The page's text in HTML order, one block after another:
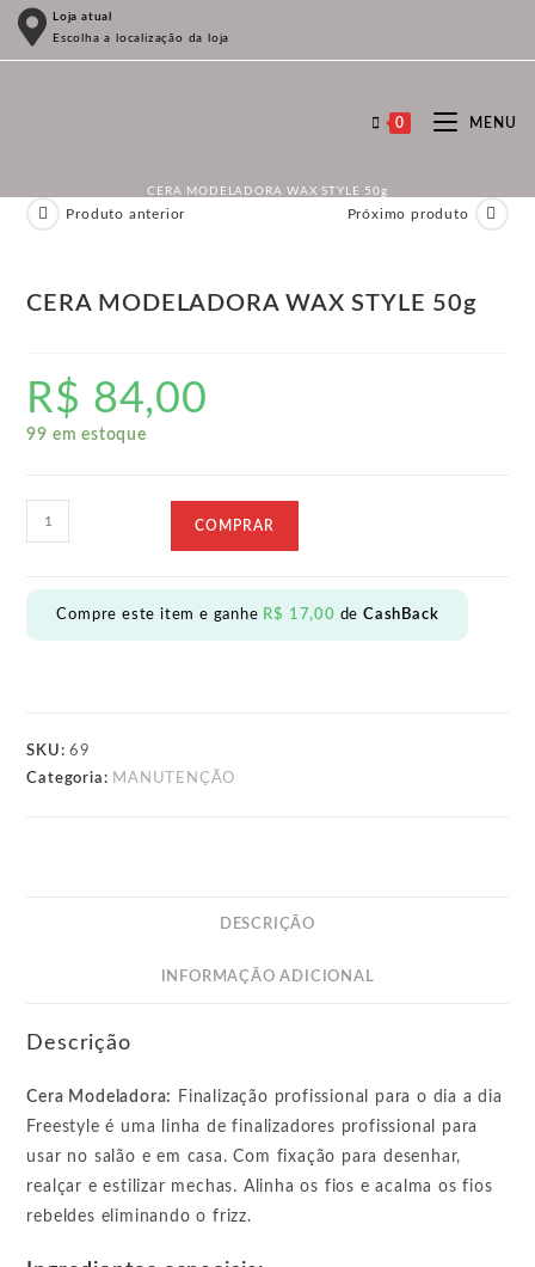
para
Loja atual
Escolha a localização da loja
0 MENU
CERA MODELADORA WAX STYLE 50g
Produto anterior Próximo produto
CERA MODELADORA WAX STYLE 50g
R$ 84,00
99 em estoque
CERA
MODELADORA
50g
COMPRAR
Compre este item e ganhe R$ 17,00 deCashBack
SKU:69
Categoria: MANUTENÇÃO
DESCRIÇÃO
INFORMAÇÃO ADICIONAL
Descrição
Cera Modeladora:
Finalização profissional para o dia a dia
Freestyle é uma linha de finalizadores profissional para
usar no salão e em casa. Com fixação para desenhar,
realçar e estilizar mechas. Alinha os fios e acalma os fios
rebeldes eliminando o frizz.